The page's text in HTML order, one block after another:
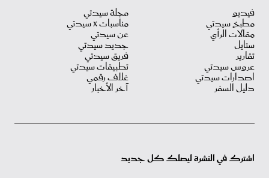
فيديو
مطبخ سيدتي
مقالات الرأي
ستايل
تقارير
عروس سيدتي
اصدارات سيدتي
دليل السفر
مجلة سيدتي
مناسبات X سيدتي
عن سيدتي
جديد سيدتي
فريق سيدتي
تطبيقات سيدتي
غلاف رقمي
آخر الأخبار
اشترك في النشرة ليصلك كل جديد